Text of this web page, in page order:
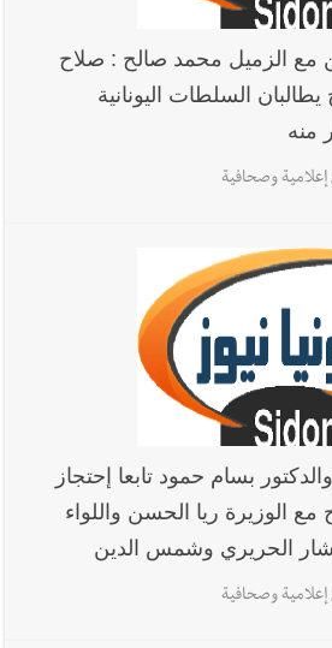
مع الزميل محمد صالح : صلاح
السلطات اليونانية
منه
وصحافية
بسام حمود تابعا إحتجاز
الوزيرة ريا الحسن واللواء
الحريري وشمس الدين
وصحافية